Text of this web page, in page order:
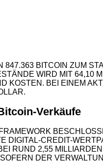
BITCOIN ZUM
WIRD MIT
KOSTEN. BEI EINEM
Verkäufe
DIGITAL-CREDIT-
RUND 2,55
DER